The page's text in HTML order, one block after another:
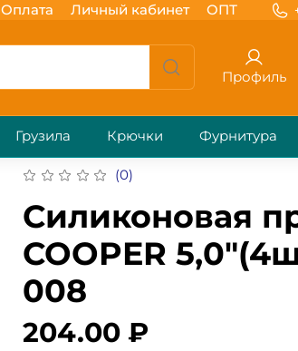
Оплата Личный кабинет ОПТ
Профиль
Грузила Крючки Фурнитура
(0)
Силиконовая
COOPER
008
204.00 ₽